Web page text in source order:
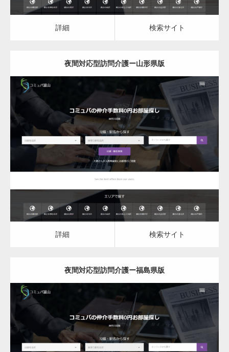
詳細 検索サイト
夜間対応型訪問介護ー山形県版
更新日： 2023.03.08
夜間対応型訪問介護
詳細 検索サイト
詳細 検索サイト
夜間対応型訪問介護ー福島県版
更新日： 2023.03.08
夜間対応型訪問介護
変幻自在、あらゆる業種に対応可能な新しい
カスタム投稿タイプ実…
一般社団法人高齢者支援協会がコミュパ.com
通常投稿